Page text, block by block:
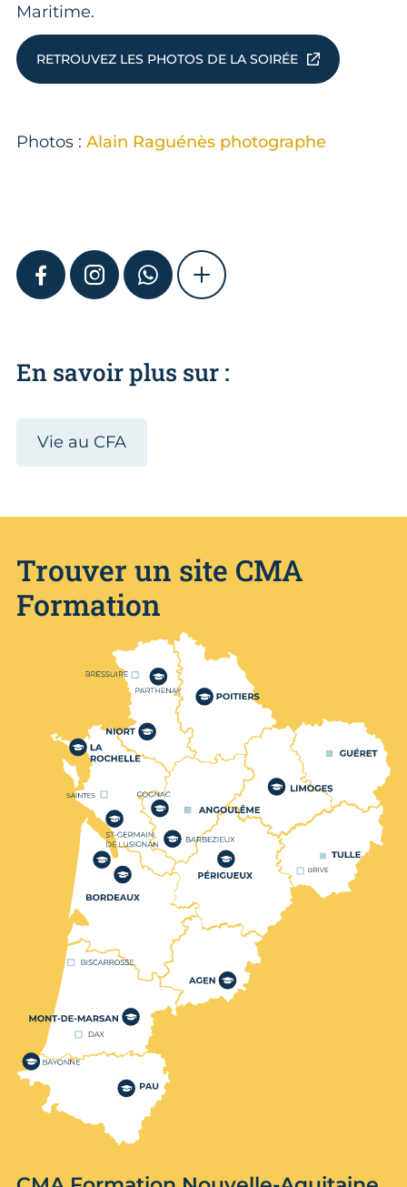
Maritime.
RETROUVEZ LES PHOTOS DE LA SOIRÉE
Photos : Alain Raguénès photographe
FACEBOOKINSTAGRAMWHATSAPPSHOW MORE
En savoir plus sur :
Vie au CFA
Trouver un site CMA
Formation
Nos centres de formation